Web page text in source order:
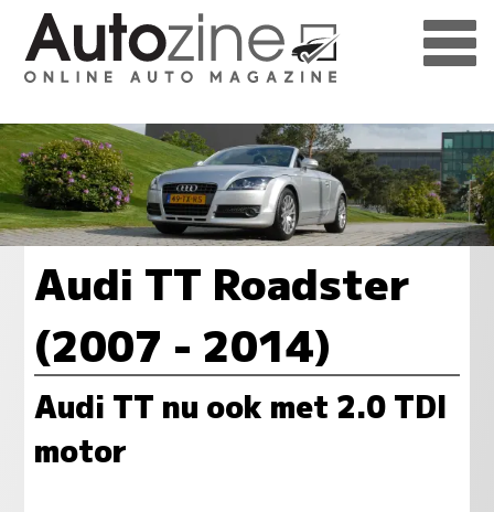
Audi TT Roadster
(2007 - 2014)
Audi TT nu ook met 2.0 TDI
motor